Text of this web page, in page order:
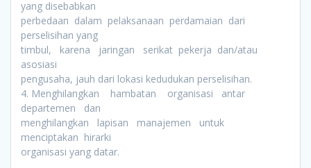
yang disebabkan
perbedaan dalam pelaksanaan perdamaian dari
perselisihan yang
timbul, karena jaringan serikat pekerja dan/atau
asosiasi
pengusaha, jauh dari lokasi kedudukan perselisihan.
4. Menghilangkan hambatan organisasi antar
departemen dan
menghilangkan lapisan manajemen untuk
menciptakan hirarki
organisasi yang datar.